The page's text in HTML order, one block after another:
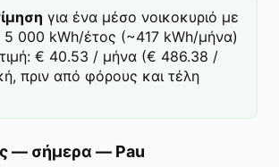
για ένα μέσο νοικοκυριό με
000 kWh/έτος (~417 kWh/μήνα)
€ 40.53 / μήνα (€ 486.38 /
πριν από φόρους και τέλη
— σήμερα — Pau